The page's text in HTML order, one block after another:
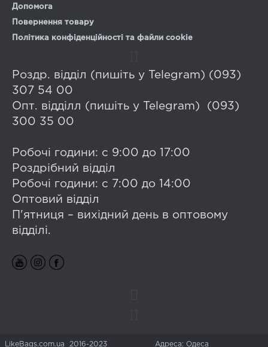
Допомога
Повернення товару
Політика конфіденційності та файли cookie
Роздр. відділ (пишіть у Telegram) (093)
307 54 00
Опт. відділл (пишіть у Telegram) (093)
300 35 00
Робочі години: с 9:00 до 17:00
Роздрібний відділ
Робочі години: с 7:00 до 14:00
Оптовий відділ
П'ятниця – вихідний день в оптовому
відділі.
LikeBags.com.ua 2016-2023 Адреса: Одеса